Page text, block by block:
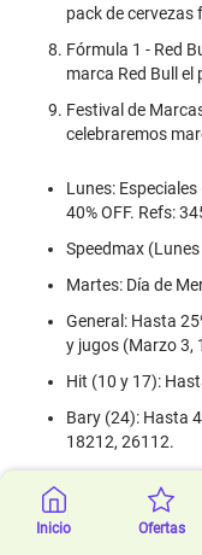
Inicio Ofertas
pack de cervezas
Fórmula 1 - Red
marca Red Bull el
Festival de
celebraremos
Lunes:
40% OFF. Refs:
Speedmax
Martes: Día de
General: Hasta
y jugos (Marzo 3,
Hit (10 y 17):
Bary (24): Hasta
18212, 26112.
General: Hasta
infusiones y